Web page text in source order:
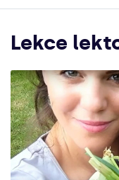
Lekce